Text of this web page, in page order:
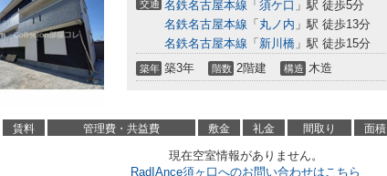
交通 名鉄名古屋本線 「 須ケ口 」駅 徒歩5分
名鉄名古屋本線 「 丸ノ内 」駅 徒歩13分
名鉄名古屋本線 「 新川橋 」駅 徒歩15分
築年 築3年 階数 2階建 構造 木造
賃料 管理費・共益費 敷金 礼金 間取り 面積
現在空室情報がありません。
RadIAnce須ヶ口へのお問い合わせはこちら